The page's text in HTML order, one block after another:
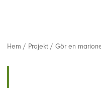
Hem / Projekt / Gör en